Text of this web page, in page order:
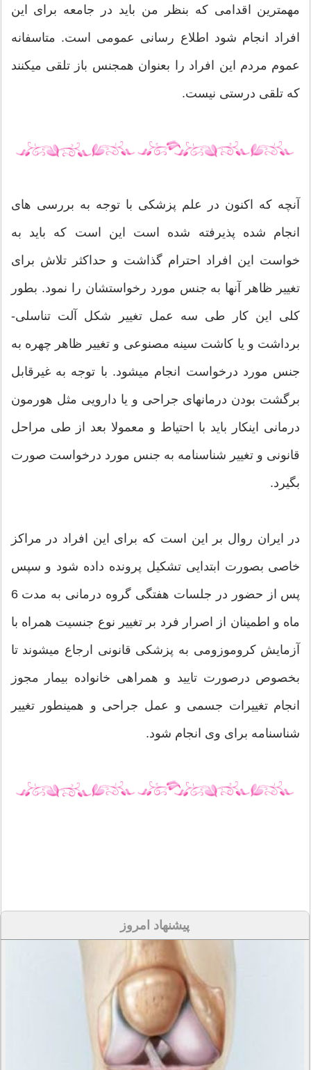
مهمترین اقدامی که بنظر من باید در جامعه برای این
افراد انجام شود اطلاع رسانی عمومی است. متاسفانه
عموم مردم این افراد را بعنوان همجنس باز تلقی میکنند
که تلقی درستی نیست.
آنچه که اکنون در علم پزشکی با توجه به بررسی های
انجام شده پذیرفته شده است این است که باید به
خواست این افراد احترام گذاشت و حداکثر تلاش برای
تغییر ظاهر آنها به جنس مورد رخواستشان را نمود. بطور
کلی این کار طی سه عمل تغییر شکل آلت تناسلی-
برداشت و یا کاشت سینه مصنوعی و تغییر ظاهر چهره به
جنس مورد درخواست انجام میشود. با توجه به غیرقابل
برگشت بودن درمانهای جراحی و یا دارویی مثل هورمون
درمانی اینکار باید با احتیاط و معمولا بعد از طی مراحل
قانونی و تغییر شناسنامه به جنس مورد درخواست صورت
بگیرد.
در ایران روال بر این است که برای این افراد در مراکز
خاصی بصورت ابتدایی تشکیل پرونده داده شود و سپس
پس از حضور در جلسات هفتگی گروه درمانی به مدت 6
ماه و اطمینان از اصرار فرد بر تغییر نوع جنسیت همراه با
آزمایش کروموزومی به پزشکی قانونی ارجاع میشوند تا
بخصوص درصورت تایید و همراهی خانواده بیمار مجوز
انجام تغییرات جسمی و عمل جراحی و همینطور تغییر
شناسنامه برای وی انجام شود.
پیشنهاد امروز